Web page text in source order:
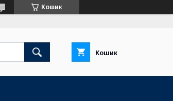
Кошик
Кошик